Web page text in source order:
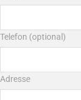
Telefon (optional)
Adresse